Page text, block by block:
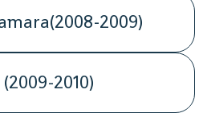
2009)
2010)